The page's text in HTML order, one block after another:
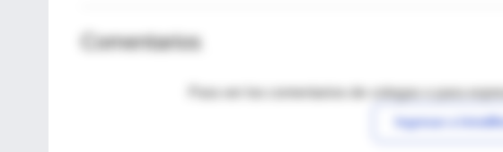
Comentarios
Para ver los comentarios de colegas o para
Ingresar a